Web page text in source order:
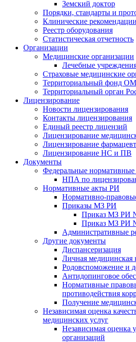
Земский доктор
Порядки, стандарты и
Клинические рекомендации
Реестр оборудования
Статистическая отчетность
Организации
Медицинские организации
Лечебные
Страховые медицинские
Территориальный фонд
Территориальный орган
Лицензирование
Новости лицензирования
Контакты лицензирования
Единый реестр лицензий
Лицензирование
Лицензирование
Лицензирование НС и ПВ
Документы
Федеральные нормативные
НПА по
Нормативные акты РИ
Нормативно-
Приказы МЗ РИ
Приказ МЗ РИ
Приказ МЗ РИ
Административные
Другие документы
Диспансеризация
Личная медицинская
Родовспоможение и
Антидопинговое
Нормативные
противодействия
Получение
Независимая оценка
медицинских услуг
Независимая оценка
организаций